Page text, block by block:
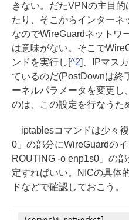
きない。だたVPNの主目
たり、そこからインターネ
なのでWireGuardネットワ
は意味がない。そこで
ンドを実行し[^2]、IPマス
ているのだ(PostDownは終
ーネルパラメータを変更し
のは、この設定を行なうた
iptablesコマンドは少々
0」の部分にWireGuardの
ROUTING -o enp1s0」の
定すればいい。NICの具体
ドなどで確認しておこう。